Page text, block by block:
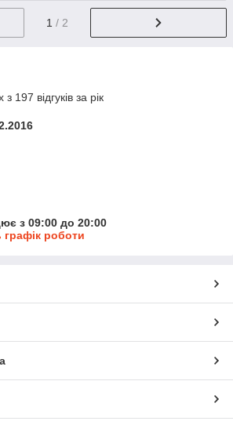
1 / 2
197 відгуків за рік
з 09:00 до 20:00
графік роботи